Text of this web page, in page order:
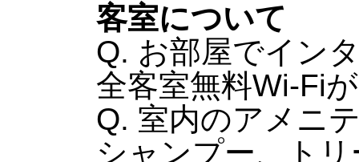
客室について
Q. お部屋でイン
全客室無料Wi-Fi
Q. 室内のアメニ
シャンプー、ト